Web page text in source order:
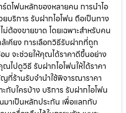
ตโฟนหลักของหลายคน การนำไอ
บริการ รับฝากไอโฟน ถือเป็นทาง
ม่ต้องขายขาด โดยเฉพาะสำหรับคน
เคียง การเลือกวิธีรับฝากที่ถูก
ม จะช่วยให้คุณได้ราคาดีขึ้นอย่าง
ไปดูวิธี รับฝากไอโฟนให้ได้ราคา
ที่ร้านรับจำนำใช้พิจารณาราคา
ะกับใครบ้าง บริการ รับฝากไอโฟน
าเป็นหลักประกัน เพื่อแลกกับ